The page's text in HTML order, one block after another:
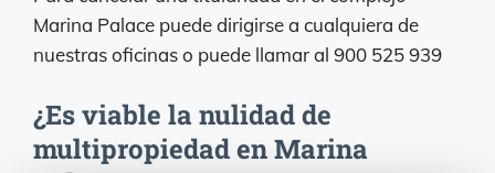
Marina Palace puede dirigirse a cualquiera de
nuestras oficinas o puede llamar al 900 525 939
¿Es viable la nulidad de
multipropiedad en Marina